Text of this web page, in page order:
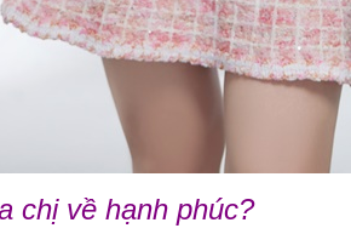
chị về hạnh phúc?